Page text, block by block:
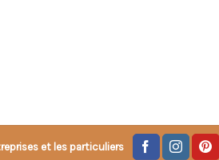
et les particuliers